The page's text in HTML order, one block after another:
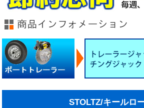
STOLTZ/キールロ